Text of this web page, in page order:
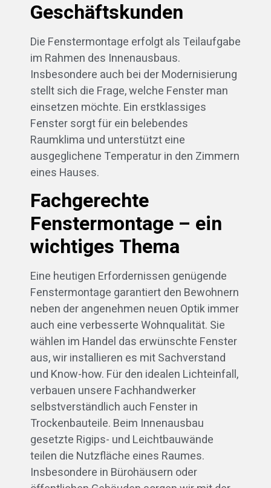
Geschäftskunden
Die Fenstermontage erfolgt als Teilaufgabe
im Rahmen des Innenausbaus.
Insbesondere auch bei der Modernisierung
stellt sich die Frage, welche Fenster man
einsetzen möchte. Ein erstklassiges
Fenster sorgt für ein belebendes
Raumklima und unterstützt eine
ausgeglichene Temperatur in den Zimmern
eines Hauses.
Fachgerechte
Fenstermontage – ein
wichtiges Thema
Eine heutigen Erfordernissen genügende
Fenstermontage garantiert den Bewohnern
neben der angenehmen neuen Optik immer
auch eine verbesserte Wohnqualität. Sie
wählen im Handel das erwünschte Fenster
aus, wir installieren es mit Sachverstand
und Know-how. Für den idealen Lichteinfall,
verbauen unsere Fachhandwerker
selbstverständlich auch Fenster in
Trockenbauteile. Beim Innenausbau
gesetzte Rigips- und Leichtbauwände
teilen die Nutzfläche eines Raumes.
Insbesondere in Bürohäusern oder